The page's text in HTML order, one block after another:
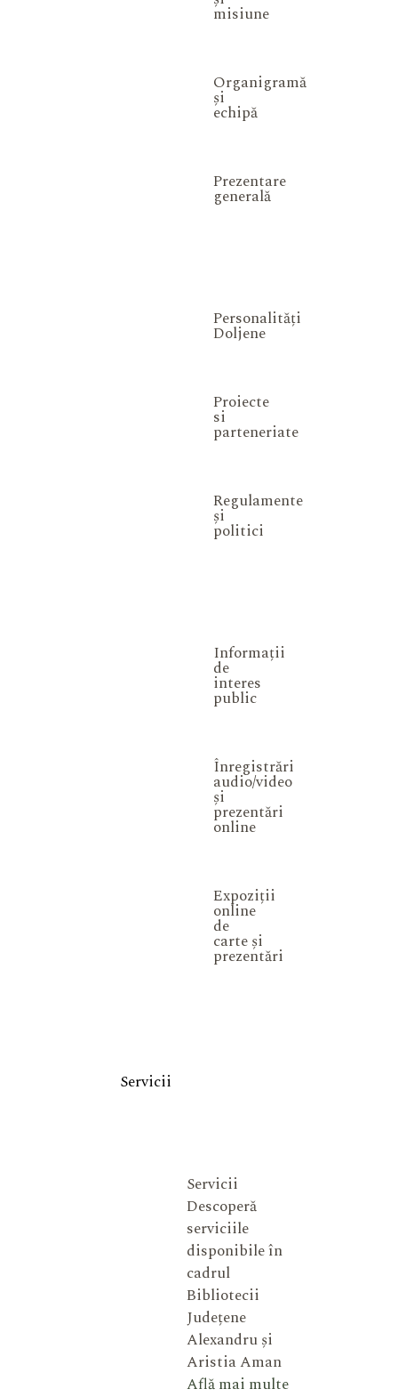
misiune
Organigramă
și
echipă
Prezentare
generală
Personalități
Doljene
Proiecte
si
parteneriate
Regulamente
și
politici
Informații
de
interes
public
Înregistrări
audio/video
și
prezentări
online
Expoziții
online
de
carte și
prezentări
Servicii
Servicii
Descoperă
serviciile
disponibile în
cadrul
Bibliotecii
Județene
Alexandru și
Aristia Aman
Află mai multe